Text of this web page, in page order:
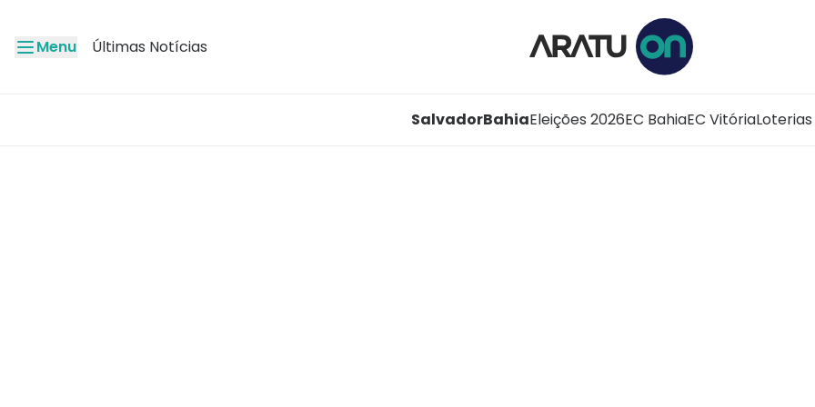
Menu Últimas Notícias
SalvadorBahiaEleições 2026EC BahiaEC VitóriaLoterias